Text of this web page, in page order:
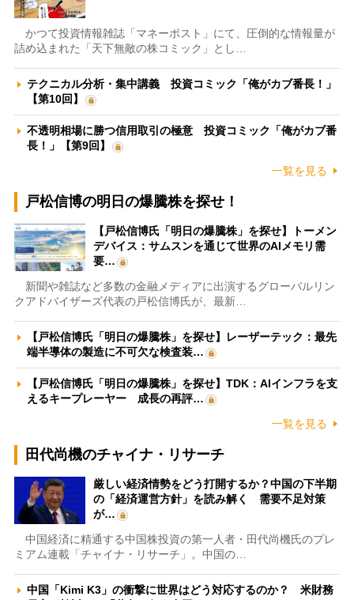
かつて投資情報雑誌「マネーポスト」にて、圧倒的な情報量が
詰め込まれた「天下無敵の株コミック」とし…
テクニカル分析・集中講義 投資コミック「俺がカブ番長！」
【第10回】
不透明相場に勝つ信用取引の極意 投資コミック「俺がカブ番
長！」【第9回】
一覧を見る
戸松信博の明日の爆騰株を探せ！
【戸松信博氏「明日の爆騰株」を探せ】トーメン
デバイス：サムスンを通じて世界のAIメモリ需
要…
新聞や雑誌など多数の金融メディアに出演するグローバルリン
クアドバイザーズ代表の戸松信博氏が、最新…
【戸松信博氏「明日の爆騰株」を探せ】レーザーテック：最先
端半導体の製造に不可欠な検査装…
【戸松信博氏「明日の爆騰株」を探せ】TDK：AIインフラを支
えるキープレーヤー 成長の再評…
一覧を見る
田代尚機のチャイナ・リサーチ
厳しい経済情勢をどう打開するか？中国の下半期
の「経済運営方針」を読み解く 需要不足対策
が…
中国経済に精通する中国株投資の第一人者・田代尚機氏のプレ
ミアム連載「チャイナ・リサーチ」。中国の…
中国「Kimi K3」の衝撃に世界はどう対応するのか？ 米財務